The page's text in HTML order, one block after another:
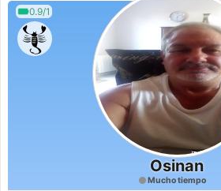
0.9/1
Osinan
Mucho tiempo